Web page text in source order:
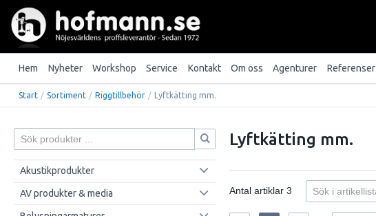
Hem Nyheter Workshop Service Kontakt Om oss Agenturer Referenser
Start / Sortiment / Riggtillbehör / Lyftkätting mm.
Akustikprodukter
AV produkter & media
Lyftkätting mm.
Antal artiklar3